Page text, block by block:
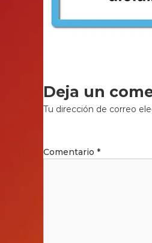
Deja un
Tu dirección de correo
Comentario *